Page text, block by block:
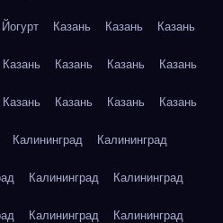
Йогурт Казань Казань Казань
Казань Казань Казань Казань
Казань Казань Казань Казань
Калининград Калининград
Калининград Калининград
Калининград Калининград